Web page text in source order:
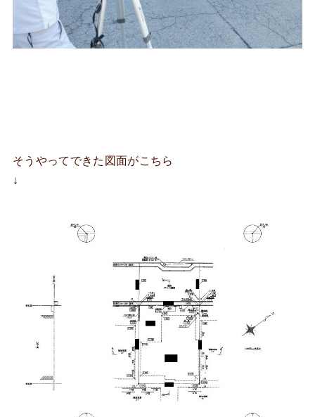
そうやってできた図面がこちら
↓